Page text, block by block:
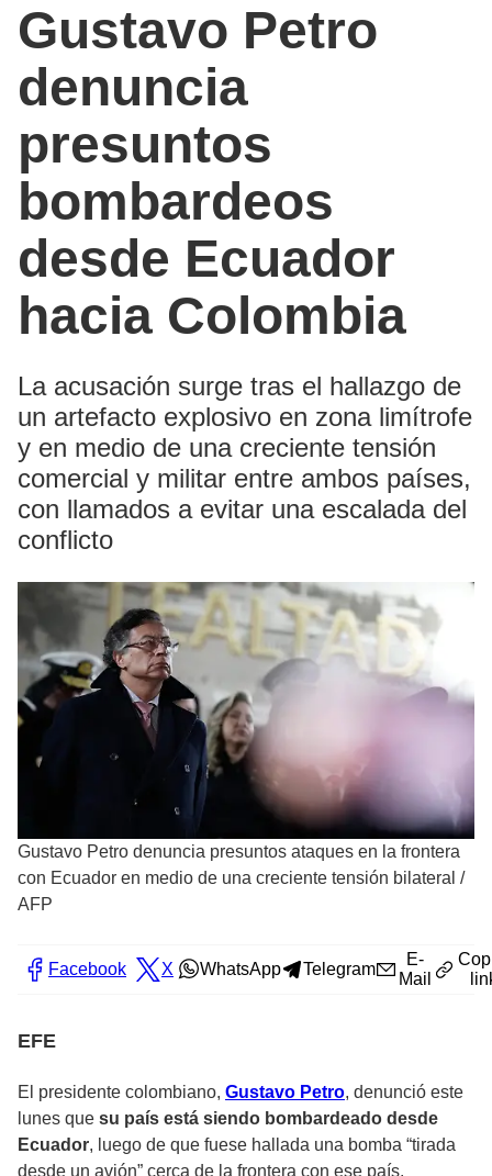
Gustavo Petro
denuncia
presuntos
bombardeos
desde Ecuador
hacia Colombia
La acusación surge tras el hallazgo de
un artefacto explosivo en zona limítrofe
y en medio de una creciente tensión
comercial y militar entre ambos países,
con llamados a evitar una escalada del
conflicto
Gustavo Petro denuncia presuntos ataques en la frontera
con Ecuador en medio de una creciente tensión bilateral /
AFP
Facebook X WhatsApp Telegram
E-
Mail
EFE
El presidente colombiano, Gustavo Petro, denunció este
lunes que su país está siendo bombardeado desde
Ecuador, luego de que fuese hallada una bomba “tirada
desde un avión” cerca de la frontera con ese país.